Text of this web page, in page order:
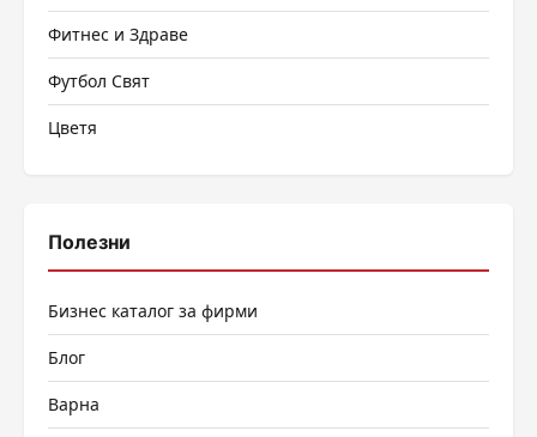
Фитнес и Здраве
Футбол Свят
Цветя
Полезни
Бизнес каталог за фирми
Блог
Варна